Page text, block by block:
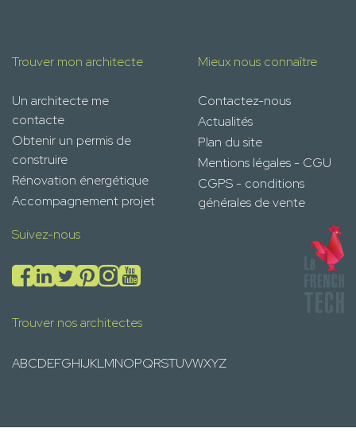
Trouver mon architecte
Un architecte me
contacte
Obtenir un permis de
construire
Rénovation énergétique
Accompagnement projet
Mieux nous connaître
Contactez-nous
Actualités
Plan du site
Mentions légales - CGU
CGPS - conditions
générales de vente
Suivez-nous
Trouver nos architectes
ABCDEFGHIJKLMNOPQRSTUVWXYZ